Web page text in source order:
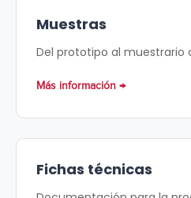
Muestras
Del prototipo al muestrario
Más información
Fichas técnicas